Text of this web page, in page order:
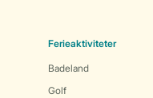
Ferieaktiviteter
Badeland
Golf